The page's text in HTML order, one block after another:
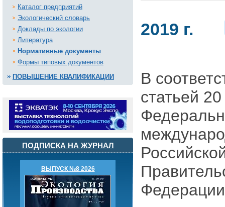
Каталог предприятий
Экологический словарь
Доклады по экологии
Литература
Нормативные документы
Формы типовых документов
ПОВЫШЕНИЕ КВАЛИФИКАЦИИ
ПОДПИСКА НА ЖУРНАЛ
ВЫПУСК №8 2026
2019 г.
В
статьей 20